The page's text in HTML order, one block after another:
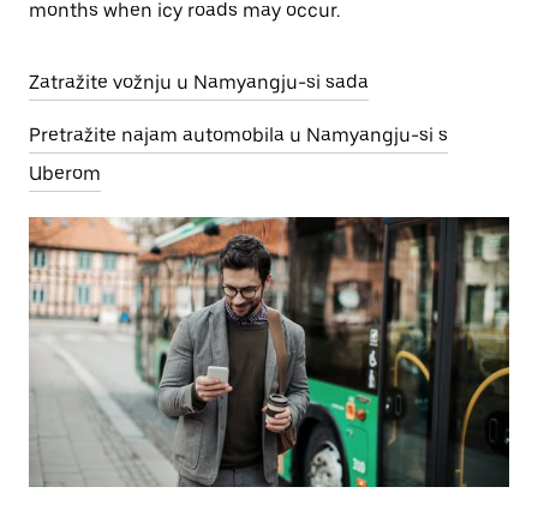
months when icy roads may occur.
Zatražite vožnju u Namyangju-si sada
Pretražite najam automobila u Namyangju-si s
Uberom